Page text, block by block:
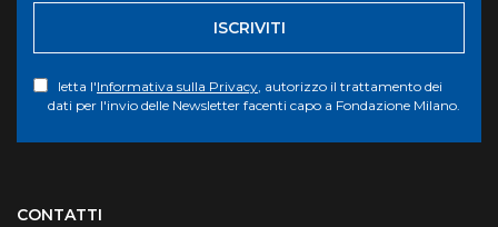
ISCRIVITI
letta l'Informativa sulla Privacy , autorizzo il trattamento dei
dati per l'invio delle Newsletter facenti capo a Fondazione Milano.
CONTATTI